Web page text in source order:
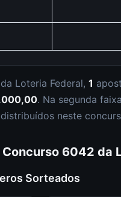
da Loteria Federal, 1
. Na segunda
neste
6042 da
Sorteados